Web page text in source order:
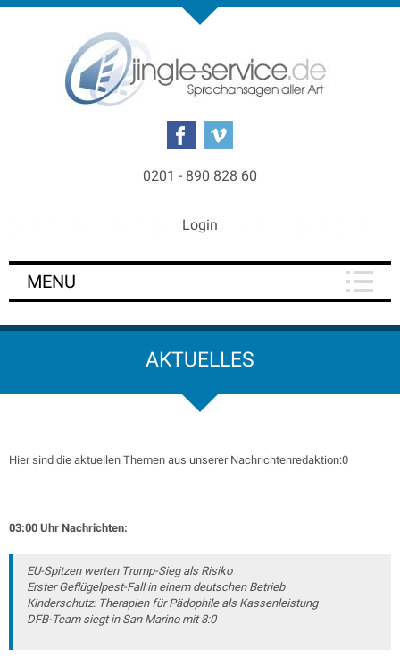
0201 - 890 828 60
Login
MENU
AKTUELLES
Hier sind die aktuellen Themen aus unserer Nachrichtenredaktion:0
03:00 Uhr Nachrichten:
EU-Spitzen werten Trump-Sieg als Risiko
Erster Geflügelpest-Fall in einem deutschen Betrieb
Kinderschutz: Therapien für Pädophile als Kassenleistung
DFB-Team siegt in San Marino mit 8:0